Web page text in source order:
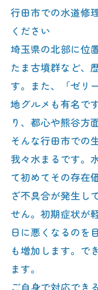
行田市での水道修
ください
埼玉県の北部に位
たま古墳群など、
す。また、「ゼリ
地グルメも有名で
り、都心や熊谷方
そんな行田市での
我々水まるです。
て初めてその存在
ざ不具合が発生し
せん。初期症状が
日に悪くなるのを
も増加します。で
ます。
ご自身で対応でき